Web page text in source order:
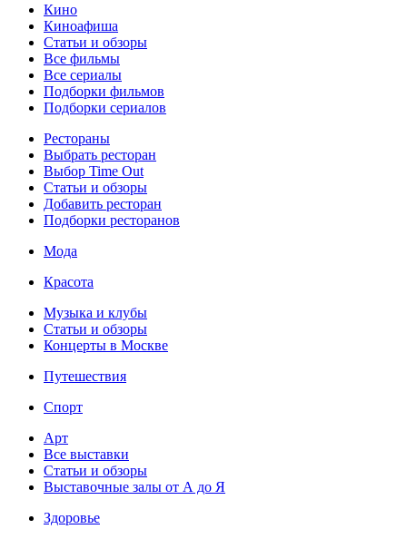
Кино
Киноафиша
Статьи и обзоры
Все фильмы
Все сериалы
Подборки фильмов
Подборки сериалов
Рестораны
Выбрать ресторан
Выбор Time Out
Статьи и обзоры
Добавить ресторан
Подборки ресторанов
Мода
Красота
Музыка и клубы
Статьи и обзоры
Концерты в Москве
Путешествия
Спорт
Арт
Все выставки
Статьи и обзоры
Выставочные залы от А до Я
Здоровье